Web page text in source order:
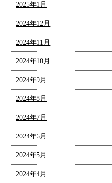
2025年1月
2024年12月
2024年11月
2024年10月
2024年9月
2024年8月
2024年7月
2024年6月
2024年5月
2024年4月